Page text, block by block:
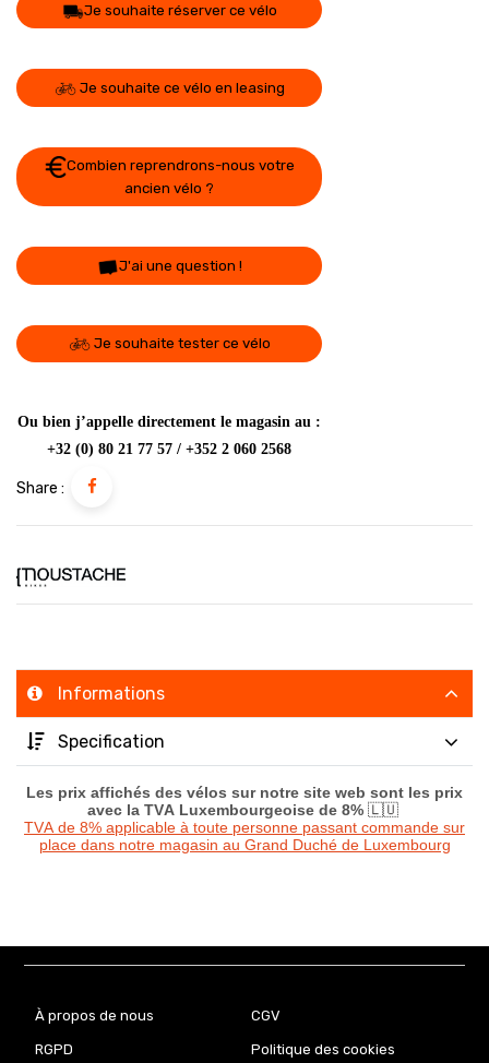
Je souhaite réserver ce vélo
Je souhaite ce vélo en leasing
Combien reprendrons-nous votre
ancien vélo ?
J'ai une question !
Je souhaite tester ce vélo
Ou bien j’appelle directement le magasin au :
+32 (0) 80 21 77 57 / +352 2 060 2568
Share :
Informations
Specification
Les prix affichés des vélos sur notre site web sont les prix
avec la TVA Luxembourgeoise de 8% 🇱🇺
TVA de 8% applicable à toute personne passant commande sur
place dans notre magasin au Grand Duché de Luxembourg
À propos de nous CGV
RGPD Politique des cookies